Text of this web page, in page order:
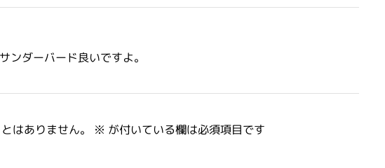
ンダーバード良いですよ。
はありません。 ※ が付いている欄は必須項目です